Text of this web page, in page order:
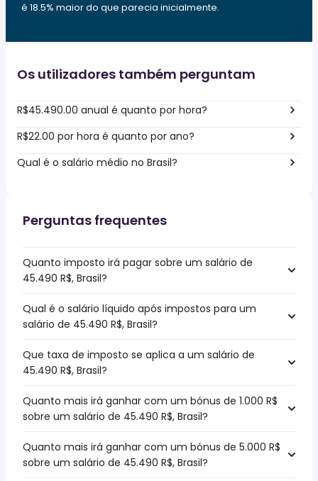
é 18.5% maior do que parecia inicialmente.
Os utilizadores também perguntam
R$45.490.00 anual é quanto por hora?
R$22.00 por hora é quanto por ano?
Qual é o salário médio no Brasil?
Perguntas frequentes
Quanto imposto irá pagar sobre um salário de
45.490 R$, Brasil?
Qual é o salário líquido após impostos para um
salário de 45.490 R$, Brasil?
Que taxa de imposto se aplica a um salário de
45.490 R$, Brasil?
Quanto mais irá ganhar com um bónus de 1.000 R$
sobre um salário de 45.490 R$, Brasil?
Quanto mais irá ganhar com um bónus de 5.000 R$
sobre um salário de 45.490 R$, Brasil?